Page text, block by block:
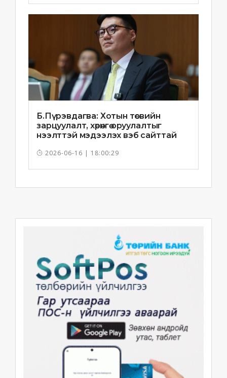
Б.Пүрэвдагва: Хотын төсвийн
зарцуулалт, хөрөнгө оруулалтыг
нээлттэй мэдээлэх вэб сайттай
2026-06-16 | 18:00:29